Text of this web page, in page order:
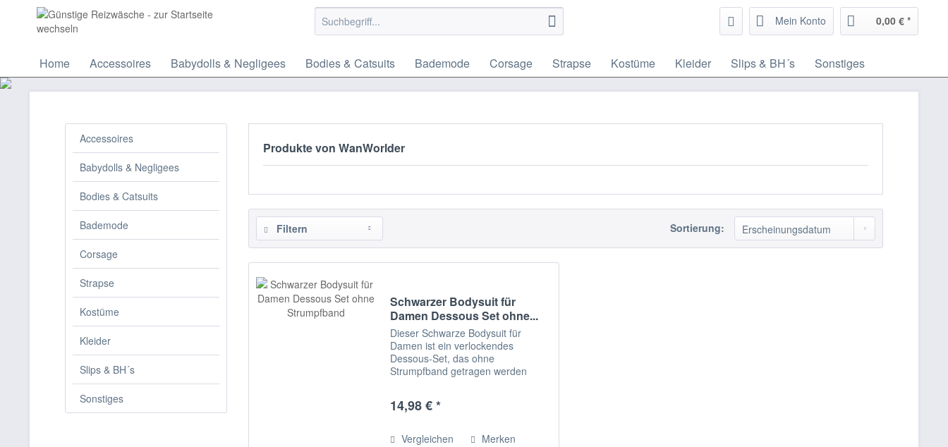
Mein Konto 0,00 € *
Home Accessoires Babydolls & Negligees Bodies & Catsuits Bademode Corsage Strapse Kostüme Kleider Slips & BH´s Sonstiges
Accessoires
Babydolls & Negligees
Bodies & Catsuits
Bademode
Corsage
Strapse
Kostüme
Kleider
Slips & BH´s
Sonstiges
Produkte von WanWorlder
Filtern Sortierung:
Schwarzer Bodysuit für
Damen Dessous Set ohne...
Dieser Schwarze Bodysuit für
Damen ist ein verlockendes
Dessous-Set, das ohne
Strumpfband getragen werden
Shapewear. Der Bodysuit besteht
14,98 € *
Vergleichen Merken